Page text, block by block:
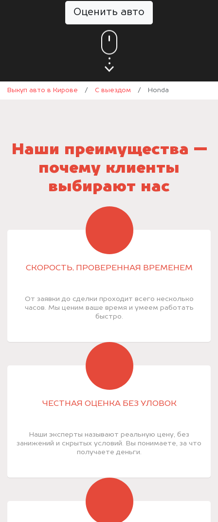
Оценить авто
Выкуп авто в Кирове / С выездом / Honda
Наши преимущества —
почему клиенты
выбирают нас
СКОРОСТЬ, ПРОВЕРЕННАЯ ВРЕМЕНЕМ
От заявки до сделки проходит всего несколько
часов. Мы ценим ваше время и умеем работать
быстро.
ЧЕСТНАЯ ОЦЕНКА БЕЗ УЛОВОК
Наши эксперты называют реальную цену, без
занижений и скрытых условий. Вы понимаете, за что
получаете деньги.